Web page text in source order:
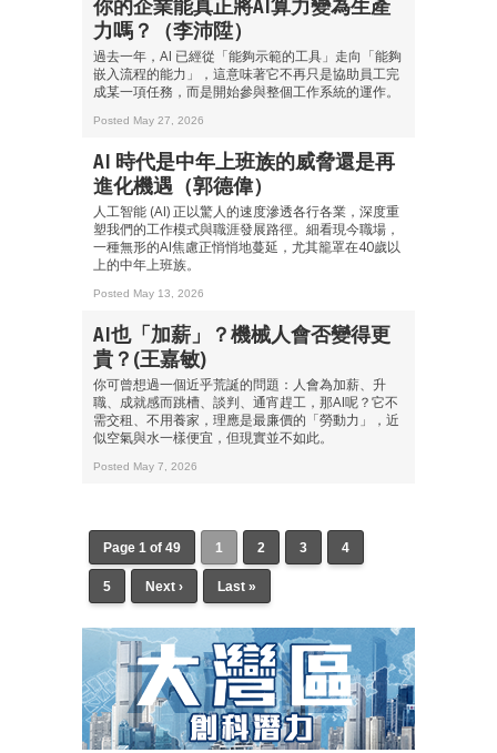
你的企業能真正將AI算力變為生產
力嗎？（李沛陞）
過去一年，AI 已經從「能夠示範的工具」走向「能夠
嵌入流程的能力」，這意味著它不再只是協助員工完
成某一項任務，而是開始參與整個工作系統的運作。
Posted May 27, 2026
AI 時代是中年上班族的威脅還是再
進化機遇（郭德偉）
人工智能 (AI) 正以驚人的速度滲透各行各業，深度重
塑我們的工作模式與職涯發展路徑。細看現今職場，
一種無形的AI焦慮正悄悄地蔓延，尤其籠罩在40歲以
上的中年上班族。
Posted May 13, 2026
AI也「加薪」？機械人會否變得更
貴？(王嘉敏)
你可曾想過一個近乎荒誕的問題：人會為加薪、升
職、成就感而跳槽、談判、通宵趕工，那AI呢？它不
需交租、不用養家，理應是最廉價的「勞動力」，近
似空氣與水一樣便宜，但現實並不如此。
Posted May 7, 2026
Page 1 of 49 1 2 3 4
5 Next › Last »